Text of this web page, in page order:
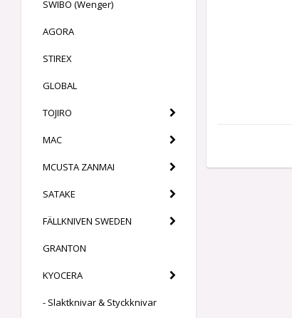
SWIBO (Wenger)
AGORA
STIREX
GLOBAL
TOJIRO
MAC
MCUSTA ZANMAI
SATAKE
FÄLLKNIVEN SWEDEN
GRANTON
KYOCERA
- Slaktknivar & Styckknivar